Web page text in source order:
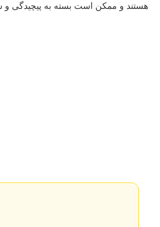
هستند و ممکن است بسته به پیچیدگی و